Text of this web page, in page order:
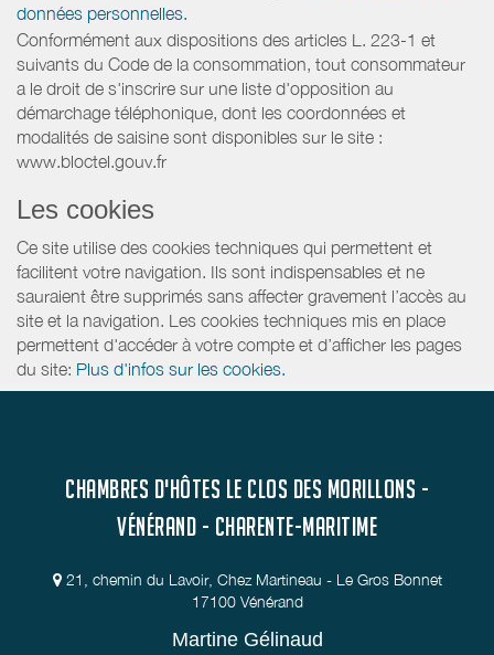
données personnelles.
Conformément aux dispositions des articles L. 223-1 et
suivants du Code de la consommation, tout consommateur
a le droit de s'inscrire sur une liste d'opposition au
démarchage téléphonique, dont les coordonnées et
modalités de saisine sont disponibles sur le site :
www.bloctel.gouv.fr
Les cookies
Ce site utilise des cookies techniques qui permettent et
facilitent votre navigation. Ils sont indispensables et ne
sauraient être supprimés sans affecter gravement l’accès au
site et la navigation. Les cookies techniques mis en place
permettent d'accéder à votre compte et d’afficher les pages
du site: Plus d'infos sur les cookies.
CHAMBRES D'HÔTES LE CLOS DES MORILLONS -
VÉNÉRAND - CHARENTE-MARITIME
21, chemin du Lavoir, Chez Martineau - Le Gros Bonnet
17100 Vénérand
Martine Gélinaud